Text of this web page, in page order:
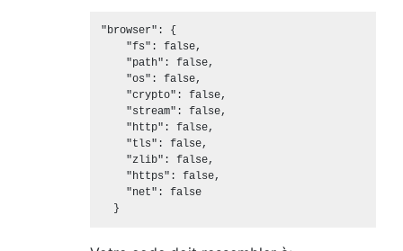
"browser": {
    "fs": false,
    "path": false,
    "os": false,
    "crypto": false,
    "stream": false,
    "http": false,
    "tls": false,
    "zlib": false,
    "https": false,
    "net": false